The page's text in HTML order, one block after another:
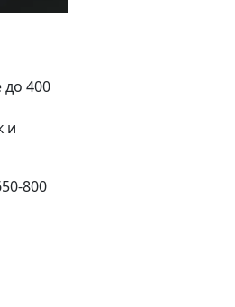
до 400
и
800